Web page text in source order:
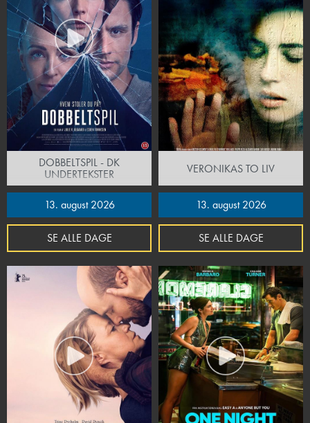
DOBBELTSPIL - DK
UNDERTEKSTER
13. august 2026
SE ALLE DAGE
VERONIKAS TO LIV
13. august 2026
SE ALLE DAGE